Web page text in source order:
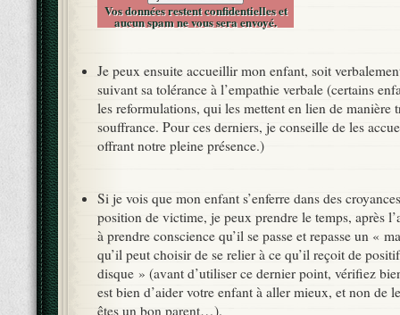
Vos données restent confidentielles et
aucun spam ne vous sera envoyé.
Je peux ensuite accueillir mon enfant, soit
suivant sa tolérance à l’empathie verbale (certains
les reformulations, qui les mettent en lien de manière
souffrance. Pour ces derniers, je conseille de les
offrant notre pleine présence.)
Si je vois que mon enfant s’enferre dans des
position de victime, je peux prendre le temps, après
à prendre conscience qu’il se passe et repasse un «
qu’il peut choisir de se relier à ce qu’il reçoit de
disque » (avant d’utiliser ce dernier point, vérifiez
est bien d’aider votre enfant à aller mieux, et non de
êtes un bon parent…).